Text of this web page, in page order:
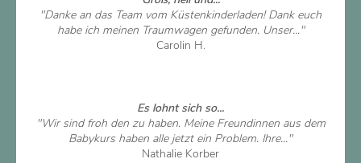
"Danke an das Team vom Küstenkinderladen! Dank euch
habe ich meinen Traumwagen gefunden. Unser..."
Carolin H.
Es lohnt sich so...
"Wir sind froh den zu haben. Meine Freundinnen aus dem
Babykurs haben alle jetzt ein Problem. Ihre..."
Nathalie Korber